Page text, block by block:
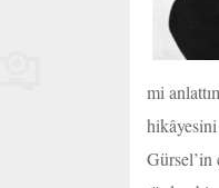
mi
hikâyesini
Gürsel’in